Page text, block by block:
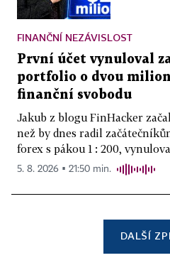
FINANČNÍ NEZÁVISLOST
První účet vynuloval
portfolio o dvou
finanční svobodu
Jakub z blogu FinHacker
než by dnes radil
forex s pákou 1 : 200,
5. 8. 2026 ▪ 21:50 min.
DALŠÍ